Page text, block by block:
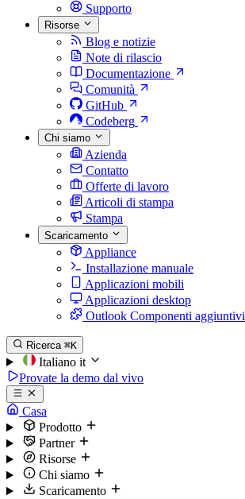
Supporto
Risorse
Blog e notizie
Note di rilascio
Documentazione
Comunità
GitHub
Codeberg
Chi siamo
Azienda
Contatto
Offerte di lavoro
Articoli di stampa
Stampa
Scaricamento
Appliance
Installazione manuale
Applicazioni mobili
Applicazioni desktop
Outlook Componenti aggiuntivi
Ricerca ⌘K
Italiano it
Provate la demo dal vivo
Casa
Prodotto
Partner
Risorse
Chi siamo
Scaricamento